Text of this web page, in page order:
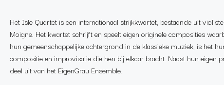
Het Isle Quartet is een internationaal strijkkwartet, bestaande uit
Moigne. Het kwartet schrijft en speelt eigen originele composities
hun gemeenschappelijke achtergrond in de klassieke muziek, is het
compositie en improvisatie die hen bij elkaar bracht. Naast hun eigen
deel uit van het EigenGrau Ensemble.